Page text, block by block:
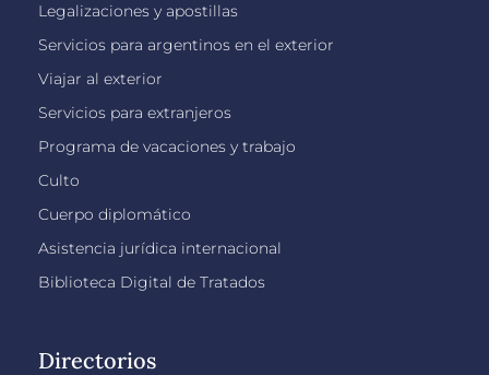
Legalizaciones y apostillas
Servicios para argentinos en el exterior
Viajar al exterior
Servicios para extranjeros
Programa de vacaciones y trabajo
Culto
Cuerpo diplomático
Asistencia jurídica internacional
Biblioteca Digital de Tratados
Directorios